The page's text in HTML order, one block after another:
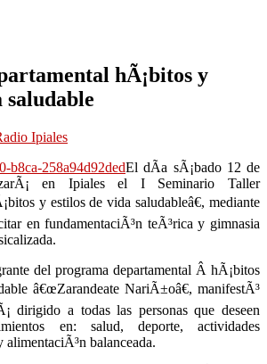
hÃ¡bitos y
saludable
Ipiales
El dÃ­a sÃ¡bado 12 de
en Ipiales el I Seminario Taller
y estilos de vida saludableâ€, mediante
en fundamentaciÃ³n teÃ³rica y gimnasia
del programa departamental Â hÃ¡bitos
â€œZarandeate NariÃ±oâ€, manifestÃ³
dirigido a todas las personas que deseen
en: salud, deporte, actividades
alimentaciÃ³n balanceada.